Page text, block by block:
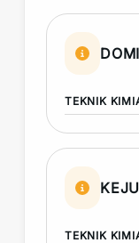
TEKNIK
TEKNIK